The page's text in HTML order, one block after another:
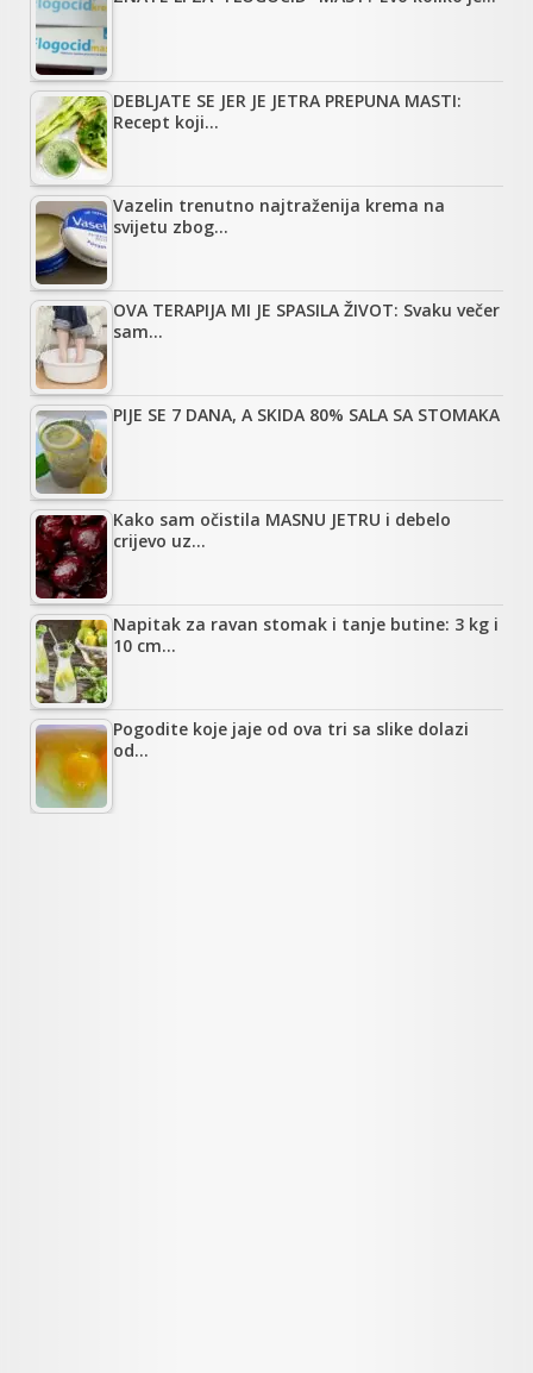
DEBLJATE SE JER JE JETRA PREPUNA MASTI:
Recept koji…
Vazelin trenutno najtraženija krema na
svijetu zbog…
OVA TERAPIJA MI JE SPASILA ŽIVOT: Svaku večer
sam…
PIJE SE 7 DANA, A SKIDA 80% SALA SA STOMAKA
Kako sam očistila MASNU JETRU i debelo
crijevo uz…
Napitak za ravan stomak i tanje butine: 3 kg i
10 cm…
Pogodite koje jaje od ova tri sa slike dolazi
od…